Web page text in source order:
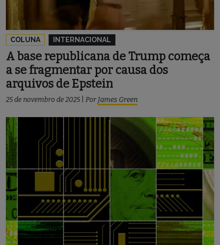
COLUNA INTERNACIONAL
A base republicana de Trump começa
a se fragmentar por causa dos
arquivos de Epstein
25 de novembro de 2025 Por James Green